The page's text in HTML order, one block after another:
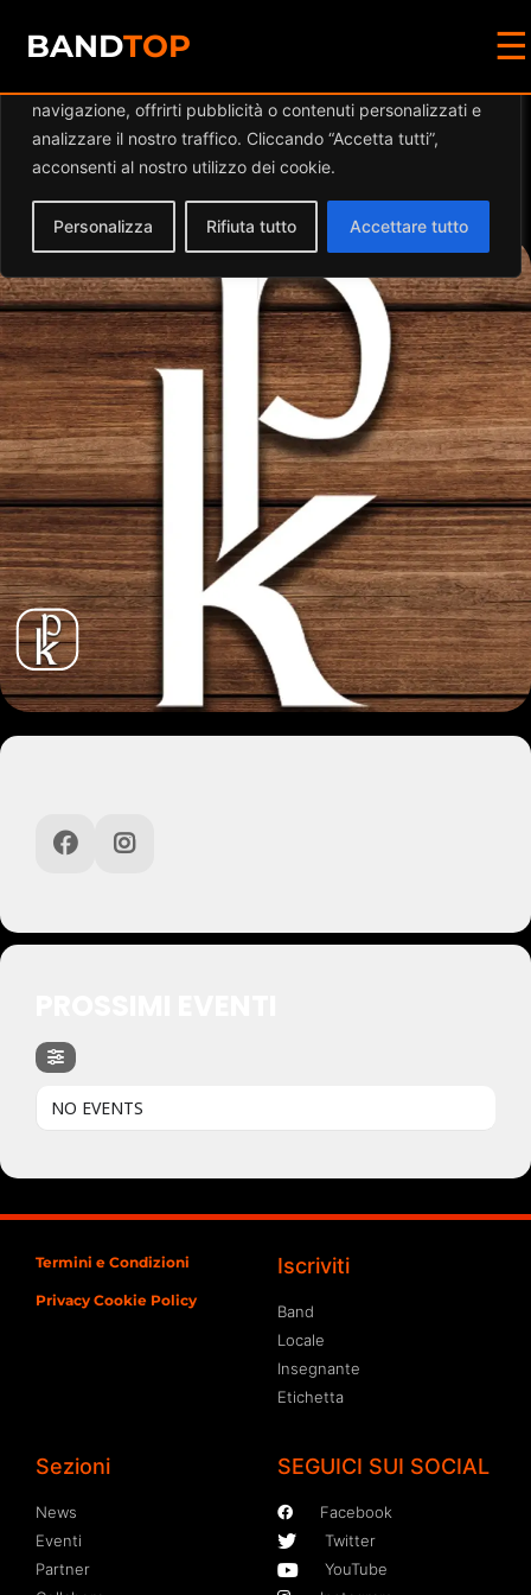
Diamo valore alla tua privacy
navigazione, offrirti pubblicità o contenuti personalizzati e
analizzare il nostro traffico. Cliccando “Accetta tutti”,
acconsenti al nostro utilizzo dei cookie.
Personalizza Rifiuta tutto Accettare tutto
BANDTOP ☰
Events by this
organizer
NO EVENTS
Termini e Condizioni
Privacy Cookie Policy
Iscriviti
Band
Locale
Insegnante
Etichetta
Sezioni
News
Eventi
Partner
SEGUICI SUI SOCIAL
Facebook
Twitter
YouTube